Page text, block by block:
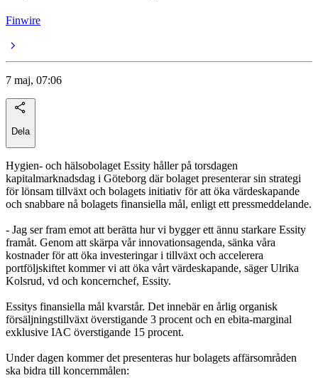
Finwire
7 maj, 07:06
Dela
Hygien- och hälsobolaget Essity håller på torsdagen
kapitalmarknadsdag i Göteborg där bolaget presenterar sin strategi
för lönsam tillväxt och bolagets initiativ för att öka värdeskapande
och snabbare nå bolagets finansiella mål, enligt ett pressmeddelande.
- Jag ser fram emot att berätta hur vi bygger ett ännu starkare Essity
framåt. Genom att skärpa vår innovationsagenda, sänka våra
kostnader för att öka investeringar i tillväxt och accelerera
portföljskiftet kommer vi att öka vårt värdeskapande, säger Ulrika
Kolsrud, vd och koncernchef, Essity.
Essitys finansiella mål kvarstår. Det innebär en årlig organisk
försäljningstillväxt överstigande 3 procent och en ebita-marginal
exklusive IAC överstigande 15 procent.
Under dagen kommer det presenteras hur bolagets affärsområden
ska bidra till koncernmålen: